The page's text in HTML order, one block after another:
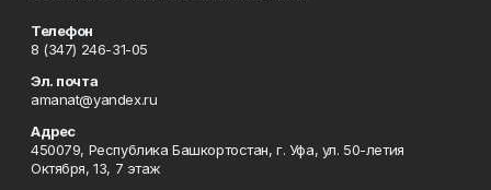
Телефон
8 (347) 246-31-05
Эл. почта
amanat@yandex.ru
Адрес
450079, Республика Башкортостан, г. Уфа, ул. 50-летия
Октября, 13, 7 этаж